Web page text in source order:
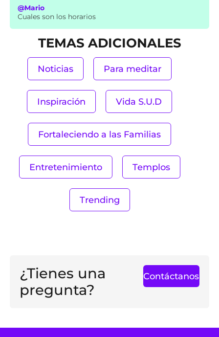
@Mario
Cuales son los horarios
TEMAS ADICIONALES
Noticias Para meditar
Inspiración Vida S.U.D
Fortaleciendo a las Familias
Entretenimiento Templos
Trending
¿Tienes una
pregunta?
Contáctanos